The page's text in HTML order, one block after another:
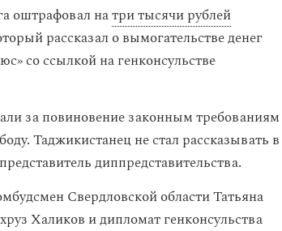
оштрафовал натри тысячи рублей
рассказал о вымогательстве денег
со ссылкой на генконсульстве
за повиновение законным требованиям
Таджикистанец не стал рассказывать в
диппредставительства.
Свердловской области Татьяна
Халиков и дипломат генконсульства